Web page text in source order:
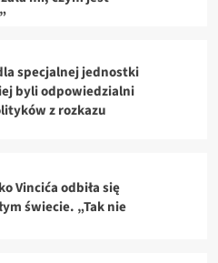
specjalnej jednostki
byli odpowiedzialni
z rozkazu
Vincića odbiła się
świecie. „Tak nie